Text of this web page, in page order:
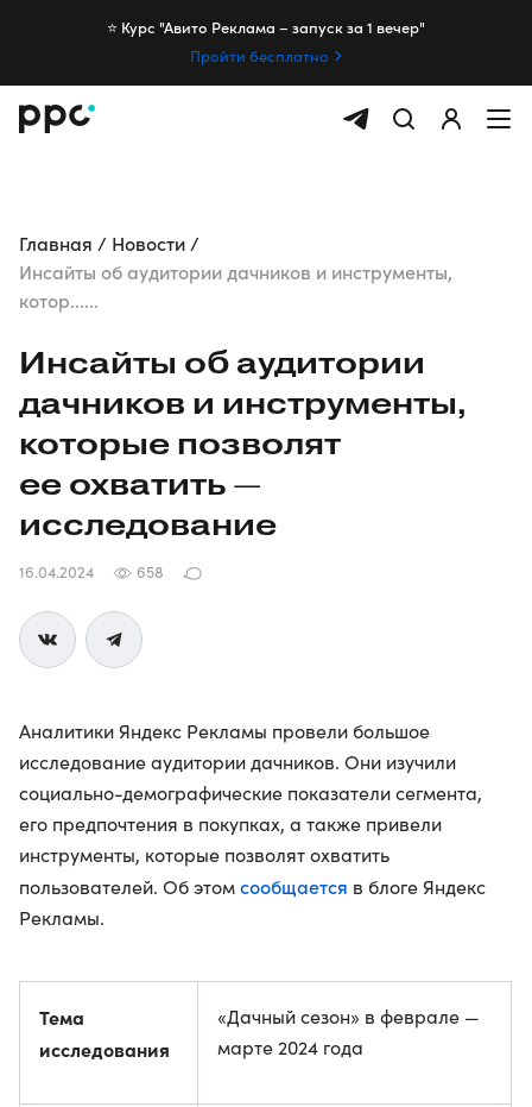
⭐️ Курс "Авито Реклама – запуск за 1 вечер"
Пройти бесплатно
Главная
Новости
Инсайты об аудитории дачников и инструменты,
котор......
Инсайты об аудитории
дачников и инструменты,
которые позволят
ее охватить —
исследование
16.04.2024 658
Аналитики Яндекс Рекламы провели большое
исследование аудитории дачников. Они изучили
социально-демографические показатели сегмента,
его предпочтения в покупках, а также привели
инструменты, которые позволят охватить
пользователей. Об этомсообщается в блоге Яндекс
Рекламы.
Тема
исследования
«Дачный сезон» в феврале —
марте 2024 года